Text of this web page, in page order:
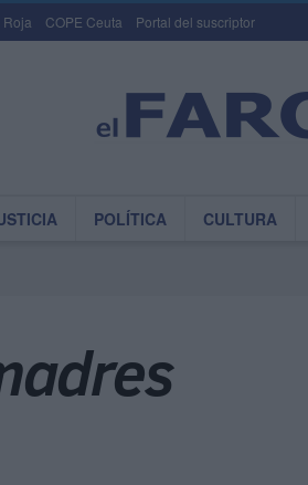
Roja COPE Ceuta Portal del suscriptor
POLÍTICA CULTURA